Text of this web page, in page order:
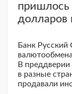
пришлось
долларов
Банк Русский
В преддверии
в разные
продавали